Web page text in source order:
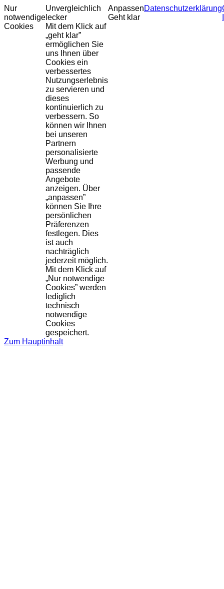
Nur
notwendige
Cookies
Unvergleichlich
lecker
Mit dem Klick auf
„geht klar”
ermöglichen Sie
uns Ihnen über
Cookies ein
verbessertes
Nutzungserlebnis
zu servieren und
dieses
kontinuierlich zu
verbessern. So
können wir Ihnen
bei unseren
Partnern
personalisierte
Werbung und
passende
Angebote
anzeigen. Über
„anpassen”
können Sie Ihre
persönlichen
Präferenzen
festlegen. Dies
ist auch
nachträglich
jederzeit möglich.
Mit dem Klick auf
„Nur notwendige
Cookies” werden
lediglich
technisch
notwendige
Cookies
gespeichert.
Anpassen
Geht klar
Datenschutzerklärung
Zum Hauptinhalt